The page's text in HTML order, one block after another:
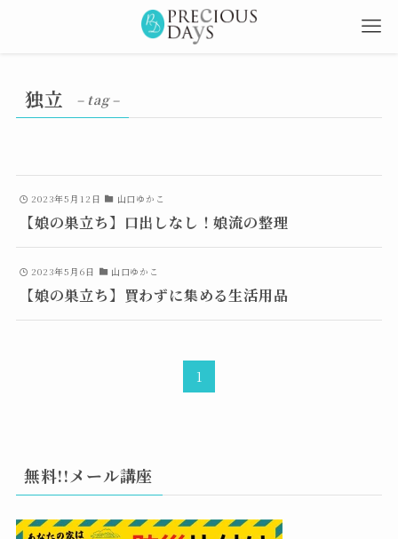
独立 – tag –
2023年5月12日 山口ゆかこ
【娘の巣立ち】口出しなし！娘流の整理
2023年5月6日 山口ゆかこ
【娘の巣立ち】買わずに集める生活用品
1
無料!!メール講座